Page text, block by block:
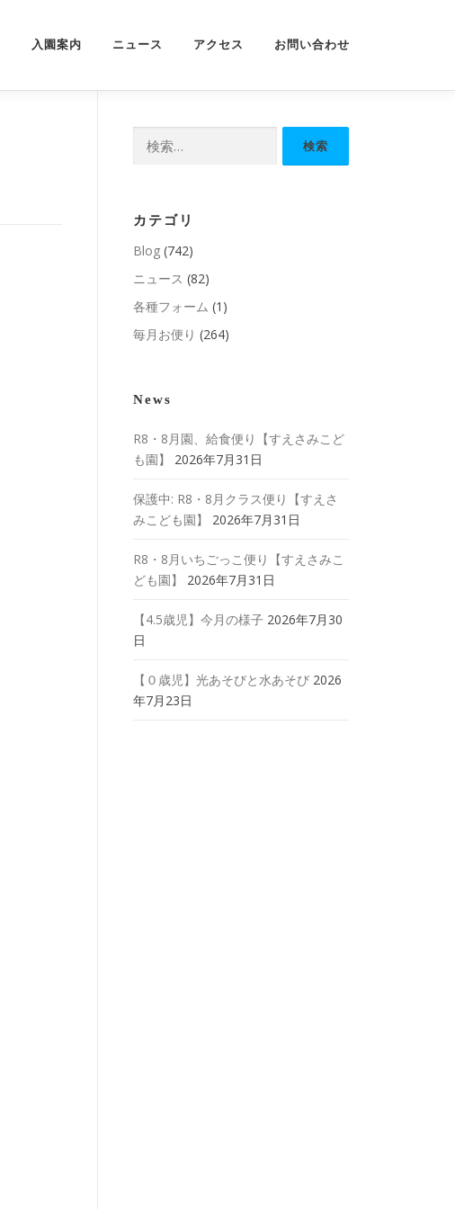
入園案内 ニュース アクセス お問い合わせ
カテゴリ
Blog (742)
ニュース (82)
各種フォーム (1)
毎月お便り (264)
News
R8・8月園、給食便り【すえさみこど
も園】
2026年7月31日
保護中: R8・8月クラス便り【すえさ
みこども園】
2026年7月31日
R8・8月いちごっこ便り【すえさみこ
ども園】
2026年7月31日
【4.5歳児】今月の様子 2026年7月30
日
【０歳児】光あそびと水あそび 2026
年7月23日